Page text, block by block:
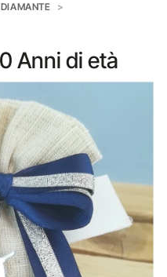
Anni di età